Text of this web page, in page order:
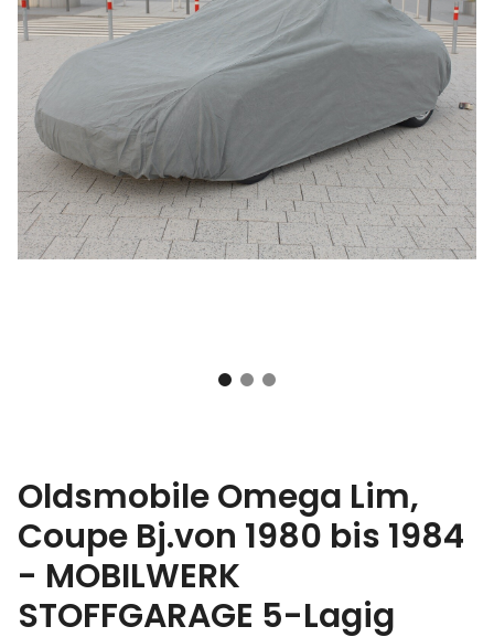
Oldsmobile Omega Lim,
Coupe Bj.von 1980 bis 1984
- MOBILWERK
STOFFGARAGE 5-Lagig